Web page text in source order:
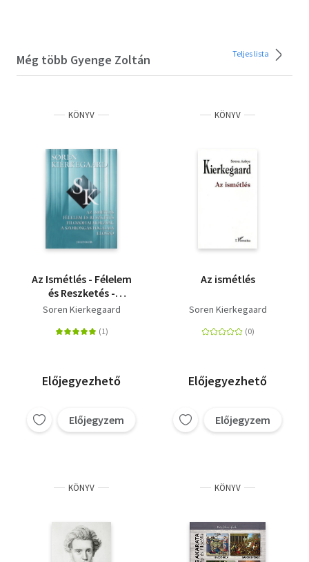
Még több Gyenge Zoltán Teljes lista
KÖNYV
Az Ismétlés - Félelem
és Reszketés -
Filozófiai Morzsák - A
Előszó - Søren
Soren Kierkegaard
Előjegyezhető
Előjegyzem
KÖNYV
Az ismétlés
Soren Kierkegaard
Előjegyezhető
Előjegyzem
KÖNYV KÖNYV